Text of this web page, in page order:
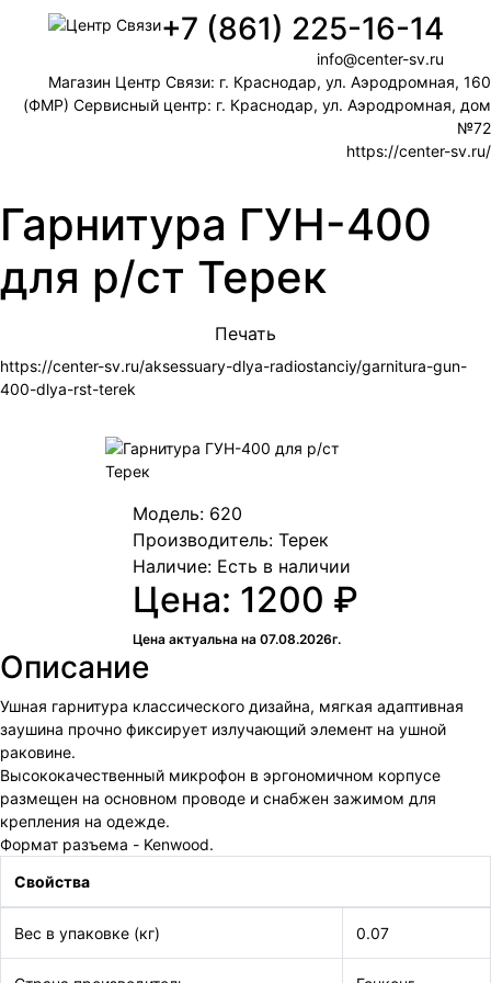
+7 (861) 225-16-14
info@center-sv.ru
Магазин Центр Связи: г. Краснодар, ул. Аэродромная, 160
(ФМР) Сервисный центр: г. Краснодар, ул. Аэродромная, дом
№72
https://center-sv.ru/
Гарнитура ГУН-400
для р/ст Терек
Печать
https://center-sv.ru/aksessuary-dlya-radiostanciy/garnitura-gun-
400-dlya-rst-terek
Модель: 620
Производитель: Терек
Наличие: Есть в наличии
Цена: 1200 ₽
Цена актуальна на 07.08.2026г.
Описание
Ушная гарнитура классического дизайна, мягкая адаптивная
заушина прочно фиксирует излучающий элемент на ушной
раковине.
Высококачественный микрофон в эргономичном корпусе
размещен на основном проводе и снабжен зажимом для
крепления на одежде.
Формат разъема - Kenwood.
Свойства
Вес в упаковке (кг) 0.07